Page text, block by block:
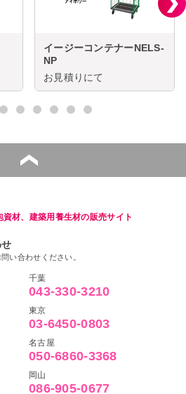
イージーコンテナーNELS-
NP
お見積りにて
材、建築用養生材の販売サイト
い合わせください。
千葉
043-330-3210
東京
03-6450-0803
名古屋
050-6860-3368
岡山
086-905-0677